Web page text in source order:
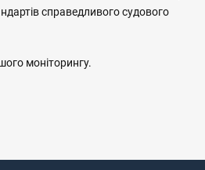
справедливого судового
моніторингу.